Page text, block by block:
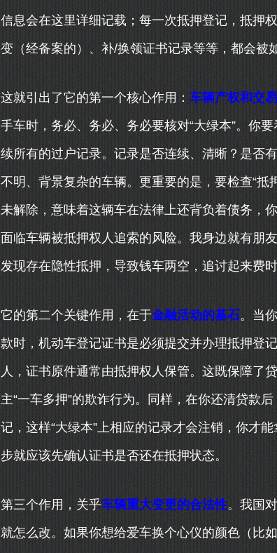
信息会在这里详细记载；每一次抵押登记，抵押
变（经备案的）、补/换领证书记录等等，都会被如
这就引出了它的第一个核心作用： 车辆产权和交
手车时，务必、务必、务必要核对“大绿本”。你
续所有的过户记录。记录是否连续、清晰？是否
不明、背景复杂的车辆。更重要的是，要检查“
未解除，意味着这辆车在法律上还背负着债务，
面临车辆被抵押权人追索的风险。我身边就有朋
发现存在隐性抵押，导致钱车两空，追讨起来费时
它的第二个关键作用，在于金融活动的基石。当
款时，机动车登记证书是必须提交并办理抵押登
人，证书原件通常由抵押权人保管。这既保障了
主“一车多押”的欺诈行为。同样，在你还清贷款
记，这样“大绿本”上相应的记录才会注销，你才
步就应该先确认证书是否还在抵押状态。
第三个作用，关乎车辆重大变更的合法性。我国
就怎么改。如果你想给爱车换个心仪的颜色（比